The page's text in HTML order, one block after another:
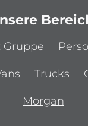
Gruppe
Trucks
Morgan